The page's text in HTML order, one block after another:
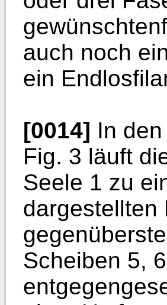
auch noch
ein
[0014] In
Fig. 3 läuft
Seele 1 zu
dargestellten
Scheiben 5,